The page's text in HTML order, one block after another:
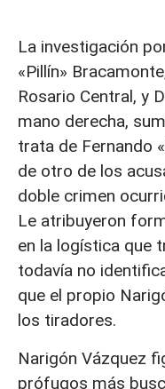
La investigación
«Pillín»
Rosario Central, y
mano derecha,
trata de Fernando
de otro de los
doble crimen
Le atribuyeron
en la logística que
todavía no
que el propio
los tiradores.
Narigón Vázquez
prófugos más